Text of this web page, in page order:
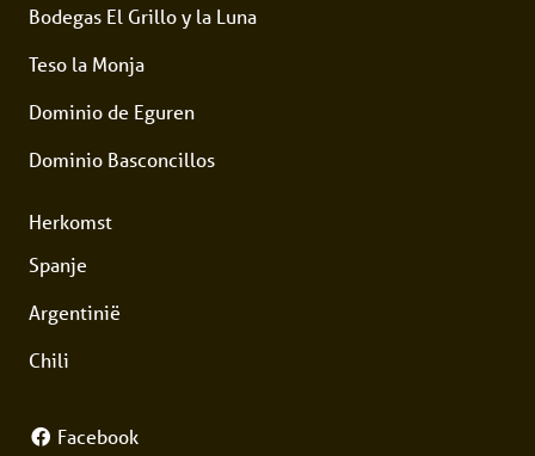
Bodegas El Grillo y la Luna
Teso la Monja
Dominio de Eguren
Dominio Basconcillos
Herkomst
Spanje
Argentinië
Chili
Facebook